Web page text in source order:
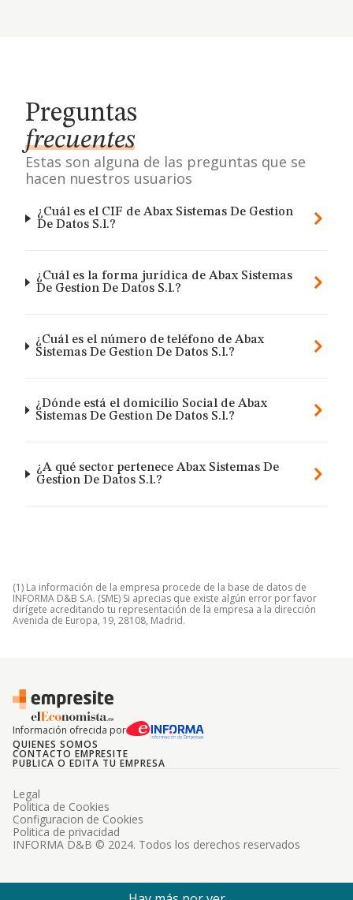
Preguntas
frecuentes
Estas son alguna de las preguntas que se
hacen nuestros usuarios
¿Cuál es el CIF de Abax Sistemas De Gestion
De Datos S.l.?
¿Cuál es la forma jurídica de Abax Sistemas
De Gestion De Datos S.l.?
¿Cuál es el número de teléfono de Abax
Sistemas De Gestion De Datos S.l.?
¿Dónde está el domicilio Social de Abax
Sistemas De Gestion De Datos S.l.?
¿A qué sector pertenece Abax Sistemas De
Gestion De Datos S.l.?
(1) La información de la empresa procede de la base de datos de
INFORMA D&B S.A. (SME) Si aprecias que existe algún error por favor
dirígete acreditando tu representación de la empresa a la dirección
Avenida de Europa, 19, 28108, Madrid.
Información ofrecida por
QUIENES SOMOS
CONTACTO EMPRESITE
PUBLICA O EDITA TU EMPRESA
INFORMA D&B © 2024. Todos los derechos reservados
Legal
Politica de Cookies
Configuracion de Cookies
Politica de privacidad